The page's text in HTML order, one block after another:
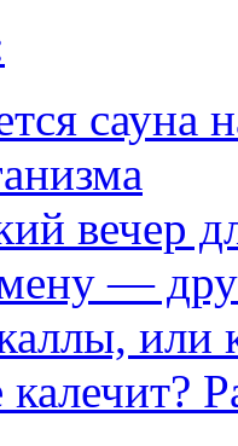
вечер
—
или